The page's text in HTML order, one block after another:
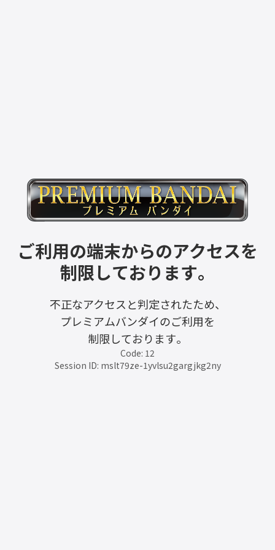
ご利用の端末からのアクセスを
制限しております。
不正なアクセスと判定されたため、
プレミアムバンダイのご利用を
制限しております。
Code: 12
Session ID: mslt79ze-1yvlsu2gargjkg2ny